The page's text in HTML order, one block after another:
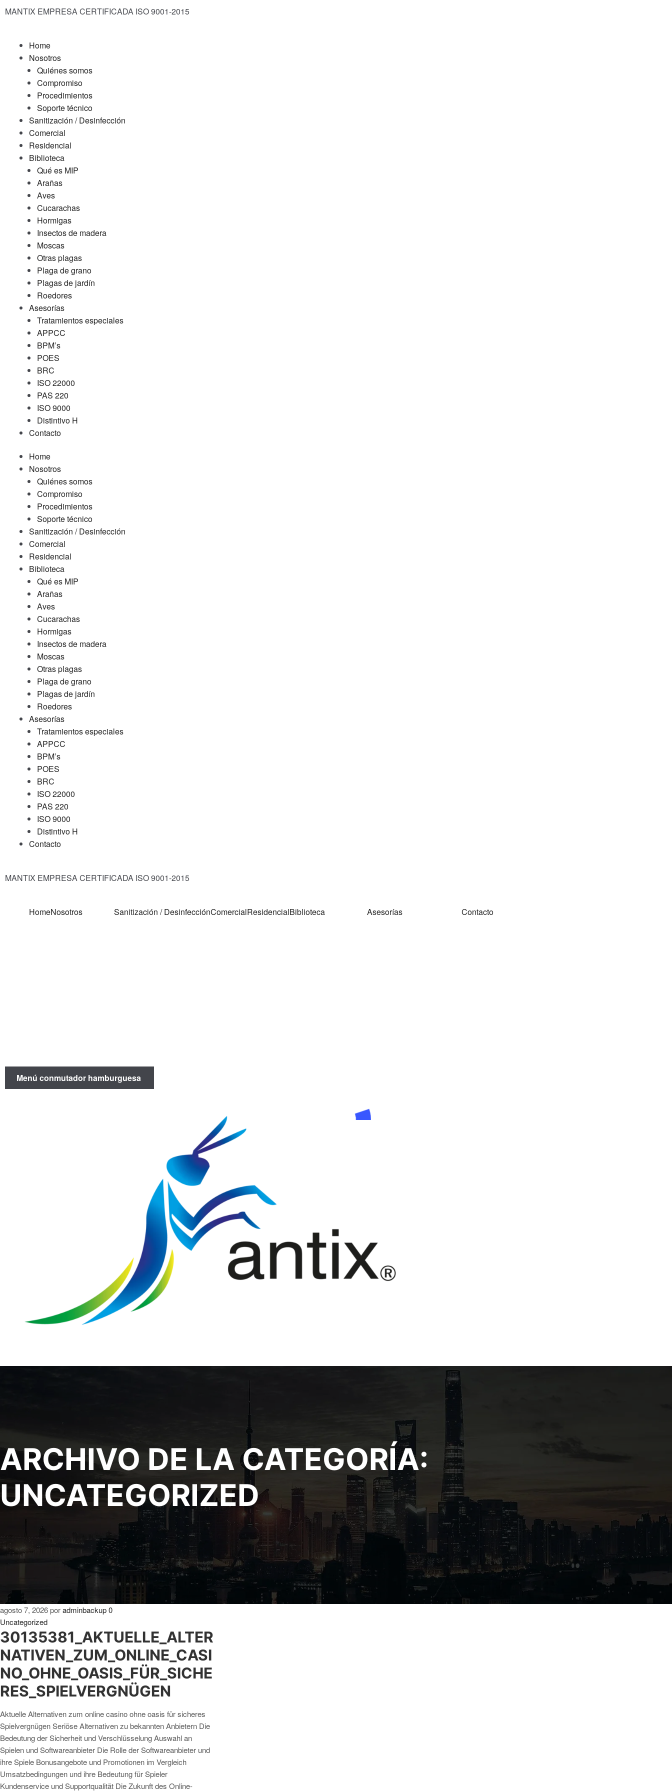
MANTIX EMPRESA CERTIFICADA ISO 9001-2015
Home
Nosotros
Quiénes somos
Compromiso
Procedimientos
Soporte técnico
Sanitización / Desinfección
Comercial
Residencial
Biblioteca
Qué es MIP
Arañas
Aves
Cucarachas
Hormigas
Insectos de madera
Moscas
Otras plagas
Plaga de grano
Plagas de jardín
Roedores
Asesorías
Tratamientos especiales
APPCC
BPM’s
POES
BRC
ISO 22000
PAS 220
ISO 9000
Distintivo H
Contacto
Home
Nosotros
Quiénes somos
Compromiso
Procedimientos
Soporte técnico
Sanitización / Desinfección
Comercial
Residencial
Biblioteca
Qué es MIP
Arañas
Aves
Cucarachas
Hormigas
Insectos de madera
Moscas
Otras plagas
Plaga de grano
Plagas de jardín
Roedores
Asesorías
Tratamientos especiales
APPCC
BPM’s
POES
BRC
ISO 22000
PAS 220
ISO 9000
Distintivo H
Contacto
MANTIX EMPRESA CERTIFICADA ISO 9001-2015
HomeNosotros Sanitización / DesinfecciónComercialResidencialBiblioteca Asesorías Contacto
Menú conmutador hamburguesa
ARCHIVO DE LA CATEGORÍA:
UNCATEGORIZED
agosto 7, 2026poradminbackup0
Uncategorized
30135381_AKTUELLE_ALTER
NATIVEN_ZUM_ONLINE_CASI
NO_OHNE_OASIS_FÜR_SICHE
RES_SPIELVERGNÜGEN
Aktuelle Alternativen zum online casino ohne oasis für sicheres
Spielvergnügen Seriöse Alternativen zu bekannten Anbietern Die
Bedeutung der Sicherheit und Verschlüsselung Auswahl an
Spielen und Softwareanbieter Die Rolle der Softwareanbieter und
ihre Spiele Bonusangebote und Promotionen im Vergleich
Umsatzbedingungen und ihre Bedeutung für Spieler
Kundenservice und Supportqualität Die Zukunft des Online-